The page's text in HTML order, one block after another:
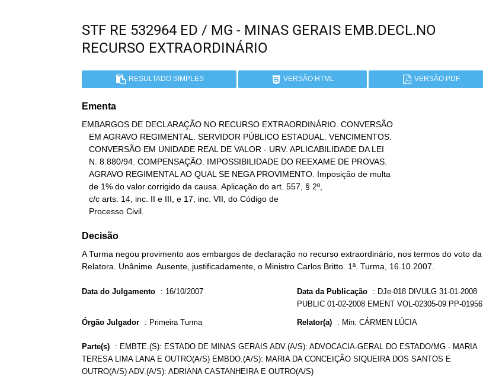
STF RE 532964 ED / MG - MINAS GERAIS EMB.DECL.NO
RECURSO EXTRAORDINÁRIO
RESULTADO SIMPLES VERSÃO HTML VERSÃO PDF
Ementa
EMBARGOS DE DECLARAÇÃO NO RECURSO EXTRAORDINÁRIO. CONVERSÃO
   Processo Civil.
Decisão
A Turma negou provimento aos embargos de declaração no recurso extraordinário, nos termos do voto da
Relatora. Unânime. Ausente, justificadamente, o Ministro Carlos Britto. 1ª. Turma, 16.10.2007.
Data do Julgamento : 16/10/2007 Data da Publicação : DJe-018 DIVULG 31-01-2008
PUBLIC 01-02-2008 EMENT VOL-02305-09 PP-01956
Órgão Julgador : Primeira Turma Relator(a) : Min. CÁRMEN LÚCIA
Parte(s) : EMBTE.(S): ESTADO DE MINAS GERAIS ADV.(A/S): ADVOCACIA-GERAL DO ESTADO/MG - MARIA
TERESA LIMA LANA E OUTRO(A/S) EMBDO.(A/S): MARIA DA CONCEIÇÃO SIQUEIRA DOS SANTOS E
OUTRO(A/S) ADV.(A/S): ADRIANA CASTANHEIRA E OUTRO(A/S)